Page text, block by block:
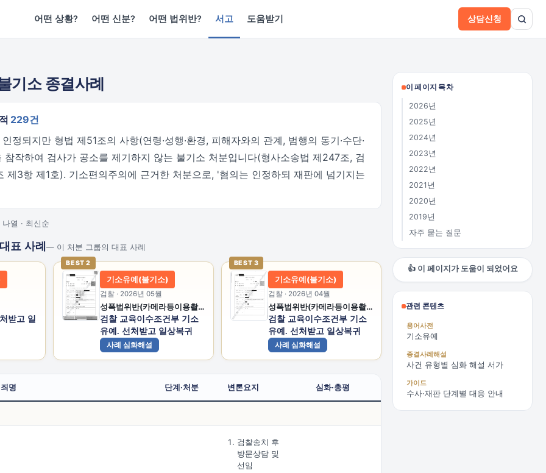
어떤 상황? 어떤 신분? 어떤 법위반? 서고 도움받기 상담신청
기소 종결사례
229건
정되지만 형법 제51조의 사항(연령·성행·환경, 피해자와의 관계, 범행의 동기·수단·
작하여 검사가 공소를 제기하지 않는 불기소 처분입니다(형사소송법 제247조, 검
제3항 제1호). 기소편의주의에 근거한 처분으로, '혐의는 인정하되 재판에 넘기지는
열 · 최신순
표 사례 — 이 처분 그룹의 대표 사례
받고 일
BEST 2
기소유예(불기소)
검찰 · 2026년 05월
성폭법위반(카메라등이용촬영)
검찰 교육이수조건부 기소
유예. 선처받고 일상복귀
사례 심화해설
BEST 3
기소유예(불기소)
검찰 · 2026년 04월
성폭법위반(카메라등이용촬영)
검찰 교육이수조건부 기소
유예. 선처받고 일상복귀
사례 심화해설
죄명 단계·처분 변론요지 심화·총평
검찰송치 후
방문상담 및
선임
이 페이지 목차
2026년
2025년
2024년
2023년
2022년
2021년
2020년
2019년
자주 묻는 질문
👍 이 페이지가 도움이 되었어요
관련 콘텐츠
용어사전
기소유예
종결사례해설
사건 유형별 심화 해설 서가
가이드
수사·재판 단계별 대응 안내